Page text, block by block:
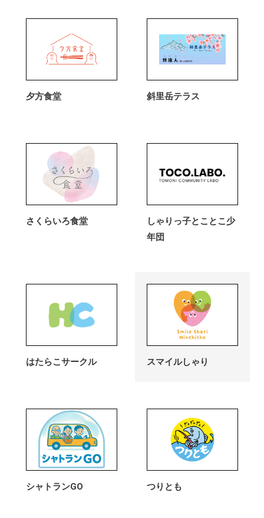
夕方食堂 斜里岳テラス
さくらいろ食堂
しゃりっ子とことこ少
年団
はたらこサークル スマイルしゃり
シャトランGO つりとも